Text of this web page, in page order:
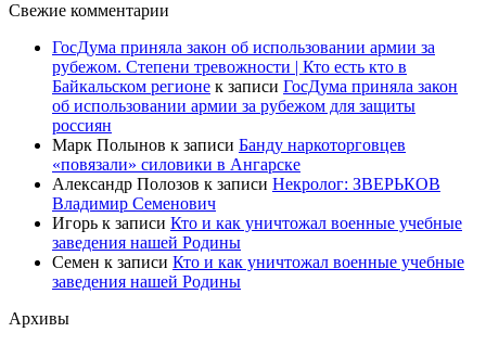
Свежие комментарии
ГосДума приняла закон об использовании армии за
рубежом. Степени тревожности | Кто есть кто в
Байкальском регионе к записи ГосДума приняла закон
об использовании армии за рубежом для защиты
россиян
Марк Полынов к записи Банду наркоторговцев
«повязали» силовики в Ангарске
Александр Полозов к записи Некролог: ЗВЕРЬКОВ
Владимир Семенович
Игорь к записи Кто и как уничтожал военные учебные
заведения нашей Родины
Семен к записи Кто и как уничтожал военные учебные
заведения нашей Родины
Архивы